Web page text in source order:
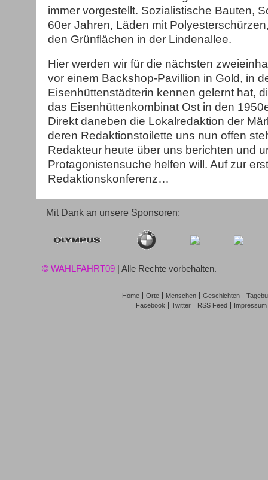
immer vorgestellt. Sozialistische Bauten,
60er Jahren, Läden mit
den Grünflächen in der Lindenallee.
Hier werden wir für die nächsten
vor einem Backshop-Pavillion in Gold, in
Eisenhüttenstädterin kennen gelernt hat,
das Eisenhüttenkombinat Ost in den
Direkt daneben die Lokalredaktion der
deren Redaktionstoilette uns nun offen
Redakteur heute über uns berichten und
Protagonistensuche helfen will. Auf zur
Redaktionskonferenz…
Mit Dank an unsere Sponsoren:
© WAHLFAHRT09 | Alle Rechte vorbehalten.
Home Orte Menschen Geschichten
Facebook
Twitter RSS Feed Impressum